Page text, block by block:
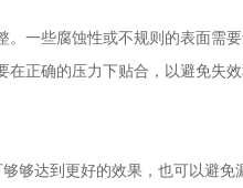
。一些腐蚀性或不规则的表面需
在正确的压力下贴合，以避免失
够达到更好的效果，也可以避免